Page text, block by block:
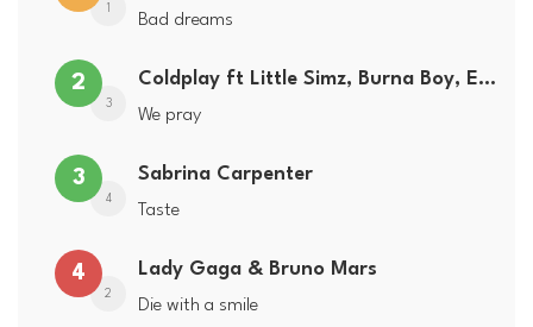
1
Bad dreams
2
3
Coldplay ft Little Simz, Burna Boy, Elyanna & Tini
We pray
3
4
Sabrina Carpenter
Taste
4
2
Lady Gaga & Bruno Mars
Die with a smile